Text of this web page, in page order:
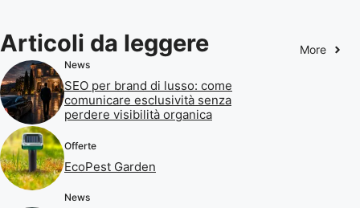
Articoli da leggere More
News
SEO per brand di lusso: come
comunicare esclusività senza
perdere visibilità organica
Offerte
EcoPest Garden
News